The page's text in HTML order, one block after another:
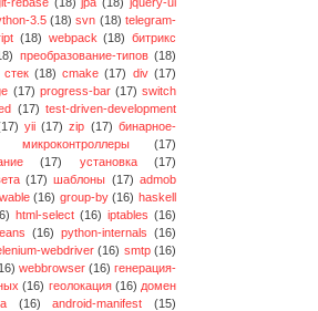
3.5 (18) svn (18) telegram-
(18) webpack (18) битрикс
преобразование-типов (18)
стек (18) cmake (17) div (17)
(17) progress-bar (17) switch
(17) test-driven-development
yii (17) zip (17) бинарное-
микроконтроллеры
(17)
(17) установка
(17)
(17) шаблоны (17) admob
(16) group-by (16) haskell
html-select (16) iptables (16)
(16) python-internals (16)
webdriver (16) smtp (16)
webbrowser (16) генерация-
(16) геолокация (16) домен
(16) android-manifest
(15)